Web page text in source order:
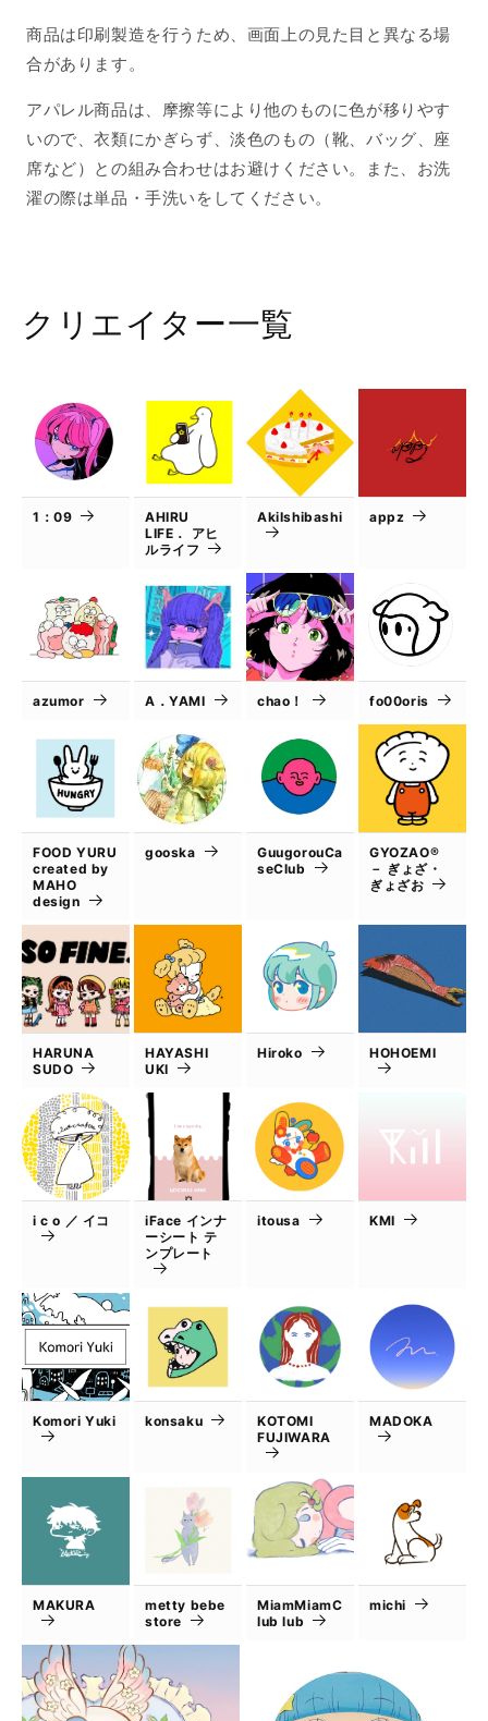
商品は印刷製造を行うため、画面上の見た目と異なる場
合があります。
アパレル商品は、摩擦等により他のものに色が移りやす
いので、衣類にかぎらず、淡色のもの（靴、バッグ、座
席など）との組み合わせはお避けください。また、お洗
濯の際は単品・手洗いをしてください。
クリエイター一覧
1：09
AHIRU
LIFE． アヒ
ルライフ
AkiIshibashi appz
azumor A．YAMI chao！ fo00oris
FOOD YURU
created by
MAHO
design
gooska
GuugorouCa
seClub
GYOZAO®
－ ぎょざ・
ぎょざお
HARUNA
SUDO
HAYASHI
UKI
Hiroko HOHOEMI
i c o ／ イコ
iFace インナ
ーシート テ
ンプレート
itousa KMI
Komori Yuki konsaku
KOTOMI
FUJIWARA
MADOKA
MAKURA
metty bebe
store
MiamMiamC
lub lub
michi